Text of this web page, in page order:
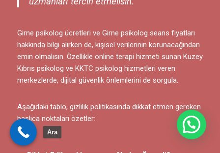
Girne psikolog ücretleri ve Girne psikolog seans fiyatları
hakkında bilgi alırken de, kişisel verilerinin korunacağından
emin olmalısın. Özellikle online terapi hizmeti sunan Kuzey
Kıbrıs psikolog ve KKTC psikolog hizmetleri veren
merkezlerde, dijital güvenlik önlemlerini de sorgula.
Aşağıdaki tablo, gizlilik politikasında dikkat etmen gereken
başlıca noktaları özetler:
Ara